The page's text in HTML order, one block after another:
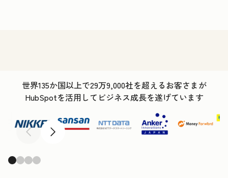
世界135か国以上で29万9,000社を超えるお客さまが
HubSpotを活用してビジネス成長を遂げています
前へ 次へ